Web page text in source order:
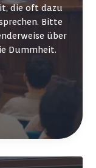
die oft dazu
Bitte
über
Dummheit.